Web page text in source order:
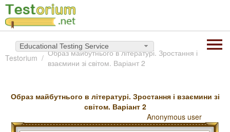
Educational Testing Service
Testorium
Образ майбутнього в літературі. Зростання і
взаємини зі світом. Варіант 2
Образ майбутнього в літературі. Зростання і взаємини зі
світом. Варіант 2
Anonymous user